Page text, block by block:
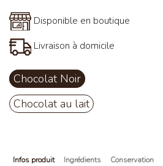
Disponible en boutique
Livraison à domicile
Chocolat Noir
Chocolat au lait
Infos produit Ingrédients Conservation